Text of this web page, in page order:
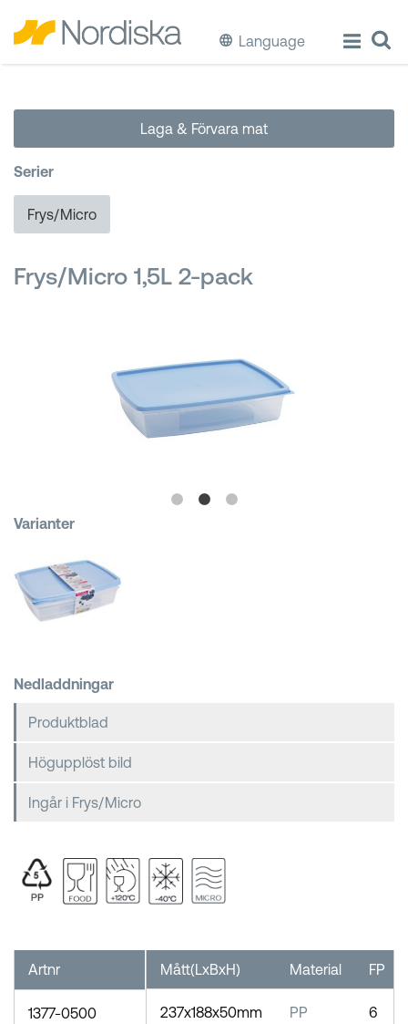
Language
Laga & Förvara mat
Diska & Städa
Förvaring
Hinkar & Tunnor
Kundkorgar
Laga & Förvara mat
Serier
Frys/Micro
Frys/Micro 1,5L 2-pack
Varianter
Nedladdningar
Produktblad
Högupplöst bild
Ingår i Frys/Micro
Mått(LxBxH) Material FP
237x188x50mm PP 6
Artnr
1377-0500